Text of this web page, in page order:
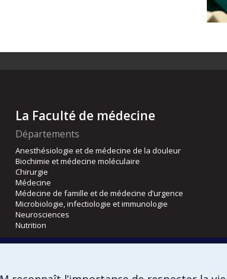
La Faculté de médecine
Départements
Anesthésiologie et de médecine de la douleur
Biochimie et médecine moléculaire
Chirurgie
Médecine
Médecine de famille et de médecine d’urgence
Microbiologie, infectiologie et immunologie
Neurosciences
Nutrition